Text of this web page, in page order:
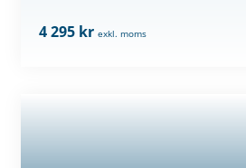
4 295 kr exkl. moms